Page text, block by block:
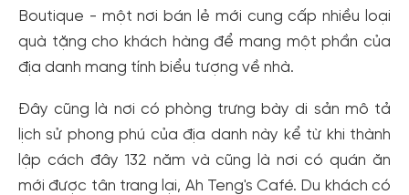
Boutique - một nơi bán lẻ mới cung cấp nhiều loại
quà tặng cho khách hàng để mang một phần của
địa danh mang tính biểu tượng về nhà.
Đây cũng là nơi có phòng trưng bày di sản mô tả
lịch sử phong phú của địa danh này kể từ khi thành
lập cách đây 132 năm và cũng là nơi có quán ăn
mới được tân trang lại, Ah Teng's Café. Du khách có